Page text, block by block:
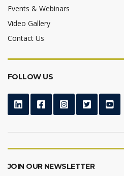
Events & Webinars
Video Gallery
Contact Us
FOLLOW US
JOIN OUR NEWSLETTER